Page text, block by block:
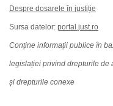
Despre dosarele în justiție
Sursa datelor: portal.just.ro
Conține informații publice în
legislației privind drepturile de
și drepturile conexe